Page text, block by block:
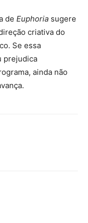
de Euphoria sugere
criativa do
Se essa
prejudica
ainda não